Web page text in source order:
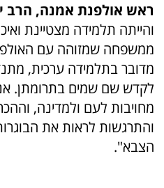
ראש אולפנת אמנה, הרב
והייתה תלמידה מצטיינת
ממשפחה שמזוהה עם
מדובר בתלמידה ערכית,
לקדש שם שמים בתרומתן.
מחויבות לעם ולמדינה,
והתרגשות לראות את
הצבא".